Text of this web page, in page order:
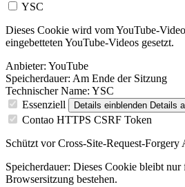
YSC
Dieses Cookie wird vom YouTube-
eingebetteten YouTube-Videos gesetzt.
Anbieter: YouTube
Speicherdauer: Am Ende der Sitzung
Technischer Name: YSC
Essenziell
Details einblenden Details
Contao HTTPS CSRF Token
Schützt vor Cross-Site-Request-Forgery
Speicherdauer: Dieses Cookie bleibt nur
Browsersitzung bestehen.